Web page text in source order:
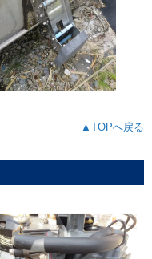
▲TOPへ戻る